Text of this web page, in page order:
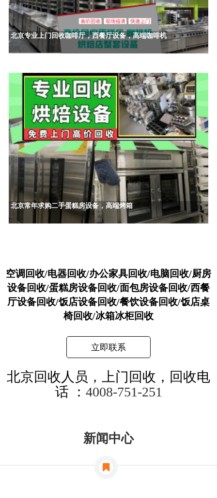
北京专业上门回收咖啡厅，西餐厅设备，高端咖啡机
北京常年求购二手蛋糕房设备，高端烤箱
空调回收/电器回收/办公家具回收/电脑回收/厨房
设备回收/蛋糕房设备回收/面包房设备回收/西餐
厅设备回收/饭店设备回收/餐饮设备回收/饭店桌
椅回收/冰箱冰柜回收
立即联系
北京回收人员，上门回收，回收电
话 ： 4008-751-251
新闻中心